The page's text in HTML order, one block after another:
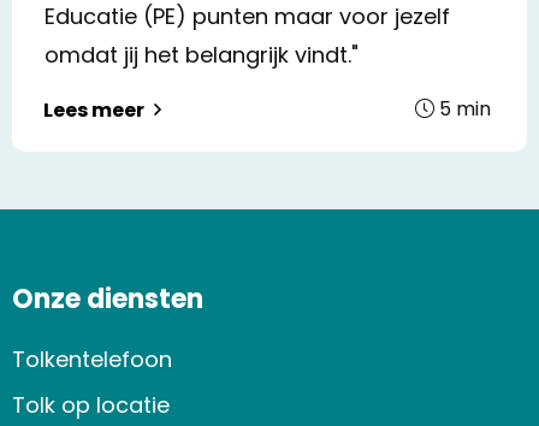
Educatie (PE) punten maar voor jezelf
omdat jij het belangrijk vindt."
Lees meer 5 min
Onze diensten
Tolkentelefoon
Tolk op locatie